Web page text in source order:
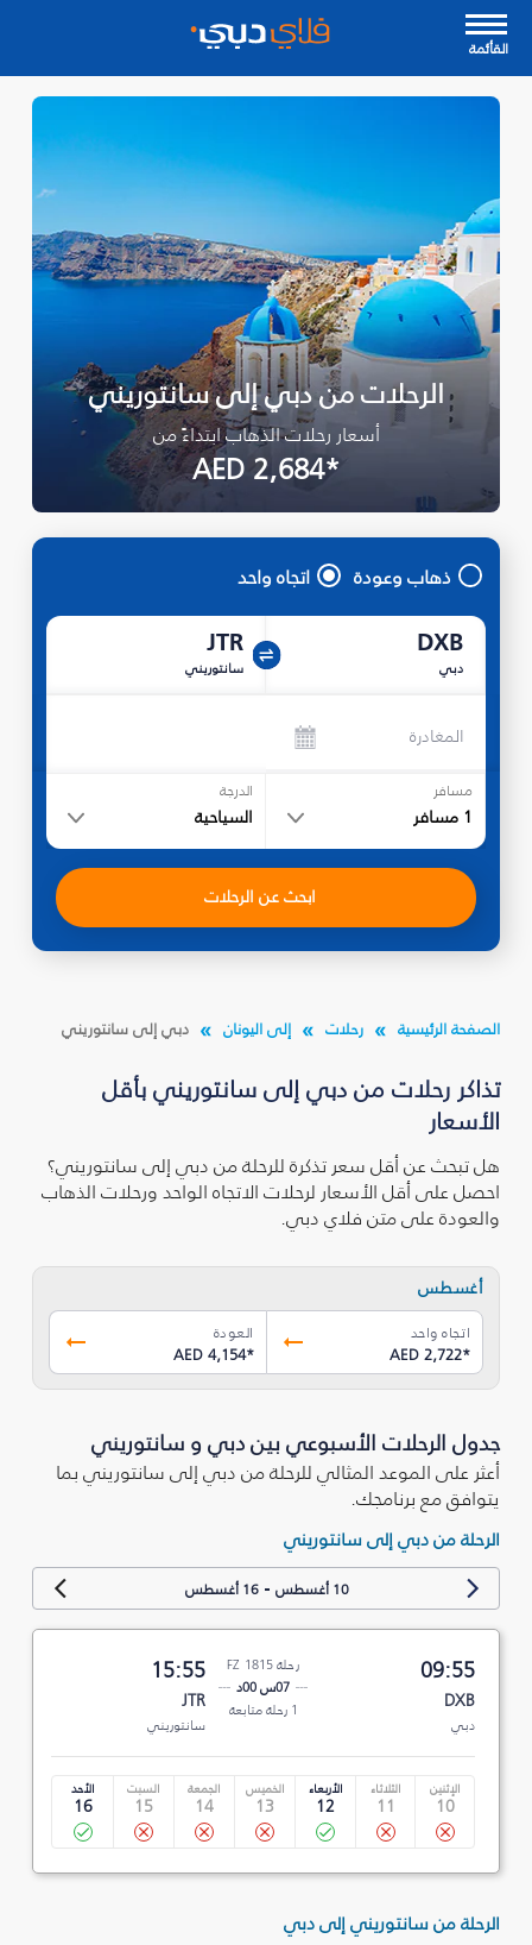
القأئمة
الرحلات من دبي إلى سانتوريني
أسعار رحلات الذهاب ابتداءً من
*AED 2,684
ذهاب وعودة اتجاه واحد
DXB
دبي
JTR
سانتوريني
المغادرة
مسافر
1 مسافر
الدرجة
السياحية
ابحث عن الرحلات
الصفحة الرئيسية رحلات إلى اليونان دبي إلى سانتوريني
تذاكر رحلات من دبي إلى سانتوريني بأقل
الأسعار
هل تبحث عن أقل سعر تذكرة للرحلة من دبي إلى سانتوريني؟
احصل على أقل الأسعار لرحلات الاتجاه الواحد ورحلات الذهاب
والعودة على متن فلاي دبي.
أغسطس
اتجاه واحد
AED 2,722*
العودة
AED 4,154*
جدول الرحلات الأسبوعي بين دبي و سانتوريني
أعثر على الموعد المثالي للرحلة من دبي إلى سانتوريني بما
يتوافق مع برنامجك.
الرحلة من دبي إلى سانتوريني
10 أغسطس -16 أغسطس
09:55
DXB
دبي
رحلة FZ 1815
07س 00د
1 رحلة متابعة
15:55
JTR
سانتوريني
الإثنين
10
الثلاثاء
11
الأربعاء
12
الخميس
13
الجمعة
14
السبت
15
الأحد
16
الرحلة من سانتوريني إلى دبي